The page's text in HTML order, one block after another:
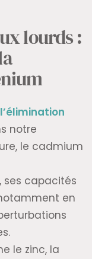
lourds :
notre
le cadmium
ses capacités
en
le zinc, la